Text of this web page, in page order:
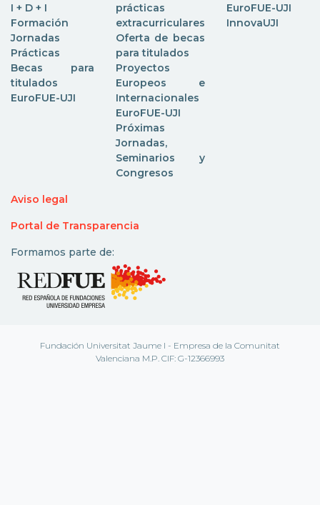
I + D + I
Formación
Jornadas
Prácticas
Becas para
titulados
EuroFUE-UJI
prácticas
extracurriculares
Oferta de becas
para titulados
Proyectos
Europeos e
Internacionales
EuroFUE-UJI
Próximas
Jornadas,
Seminarios y
Congresos
EuroFUE-UJI
InnovaUJI
Aviso legal
Portal de Transparencia
Formamos parte de:
Fundación Universitat Jaume I - Empresa de la Comunitat
Valenciana M.P. CIF: G-12366993